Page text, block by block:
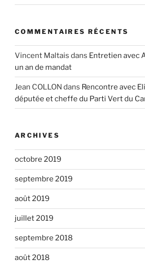
COMMENTAIRES RÉCENTS
Vincent Maltais dans Entretien avec
un an de mandat
Jean COLLON dans Rencontre avec
députée et cheffe du Parti Vert du
ARCHIVES
octobre 2019
septembre 2019
août 2019
juillet 2019
septembre 2018
août 2018